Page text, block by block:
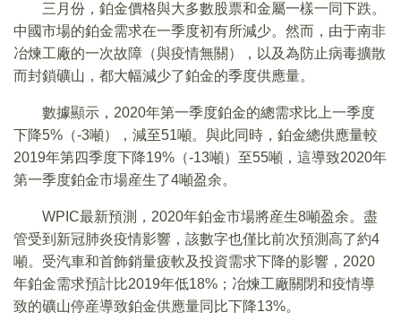
三月份，鉑金價格與大多數股票和金屬一樣一同下跌。
中國市場的鉑金需求在一季度初有所減少。然而，由于南非
冶煉工廠的一次故障（與疫情無關），以及為防止病毒擴散
而封鎖礦山，都大幅減少了鉑金的季度供應量。
數據顯示，2020年第一季度鉑金的總需求比上一季度
下降5%（-3噸），減至51噸。與此同時，鉑金總供應量較
2019年第四季度下降19%（-13噸）至55噸，這導致2020年
第一季度鉑金市場産生了4噸盈余。
WPIC最新預測，2020年鉑金市場將産生8噸盈余。盡
管受到新冠肺炎疫情影響，該數字也僅比前次預測高了約4
噸。受汽車和首飾銷量疲軟及投資需求下降的影響，2020
年鉑金需求預計比2019年低18%；冶煉工廠關閉和疫情導
致的礦山停産導致鉑金供應量同比下降13%。